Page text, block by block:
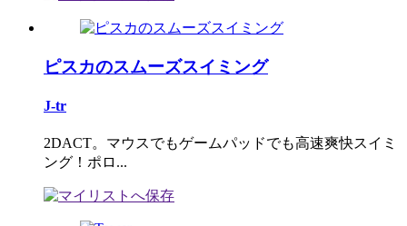
ピスカのスムーズスイミング
J-tr
2DACT。マウスでもゲームパッドでも高速爽快スイミ
ング！ポロ...